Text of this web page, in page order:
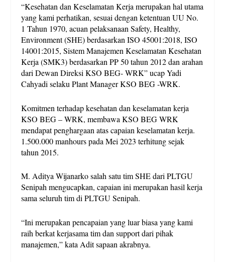
“Kesehatan dan Keselamatan Kerja merupakan hal utama
yang kami perhatikan, sesuai dengan ketentuan UU No.
1 Tahun 1970, acuan pelaksanaan Safety, Healthy,
Environment (SHE) berdasarkan ISO 45001:2018, ISO
14001:2015, Sistem Manajemen Keselamatan Kesehatan
Kerja (SMK3) berdasarkan PP 50 tahun 2012 dan arahan
dari Dewan Direksi KSO BEG- WRK” ucap Yadi
Cahyadi selaku Plant Manager KSO BEG -WRK.
Komitmen terhadap kesehatan dan keselamatan kerja
KSO BEG – WRK, membawa KSO BEG WRK
mendapat penghargaan atas capaian keselamatan kerja.
1.500.000 manhours pada Mei 2023 terhitung sejak
tahun 2015.
M. Aditya Wijanarko salah satu tim SHE dari PLTGU
Senipah mengucapkan, capaian ini merupakan hasil kerja
sama seluruh tim di PLTGU Senipah.
“Ini merupakan pencapaian yang luar biasa yang kami
raih berkat kerjasama tim dan support dari pihak
manajemen,” kata Adit sapaan akrabnya.